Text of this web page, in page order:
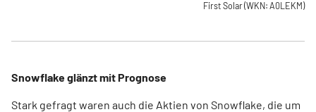
First Solar(WKN: A0LEKM)
Snowflake glänzt mit Prognose
Stark gefragt waren auch die Aktien von Snowflake, die um